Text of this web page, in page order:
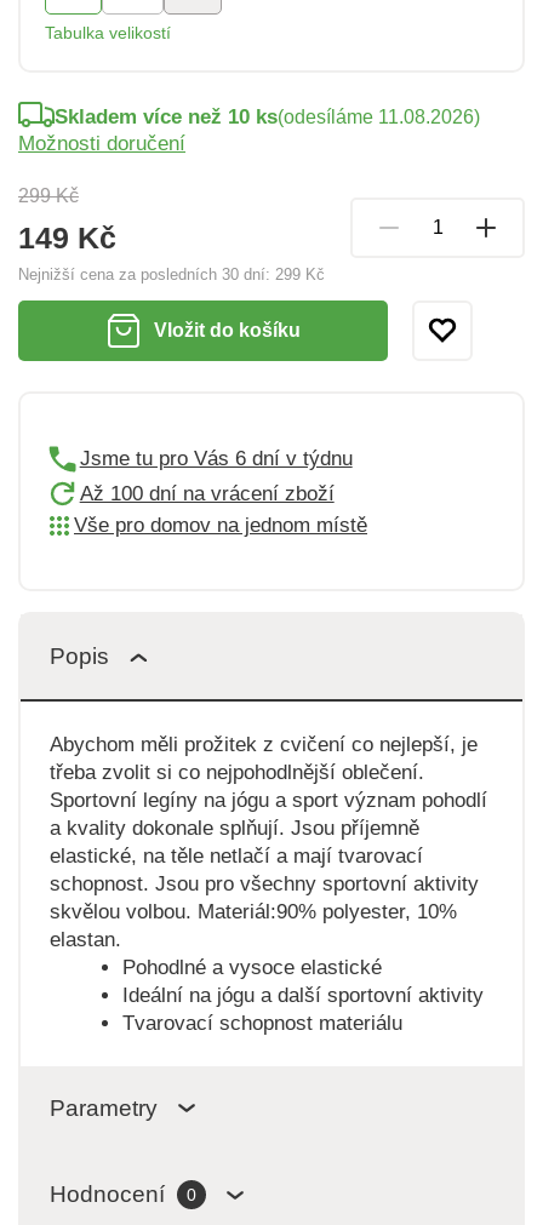
Tabulka velikostí
299 Kč
149 Kč
Nejnižší cena za posledních 30 dní: 299 Kč
Skladem více než 10 ks(odesíláme 11.08.2026)
Možnosti doručení
Vložit do košíku
Jsme tu pro Vás 6 dní v týdnu
Až 100 dní na vrácení zboží
Vše pro domov na jednom místě
Popis
Abychom měli prožitek z cvičení co nejlepší, je
třeba zvolit si co nejpohodlnější oblečení.
Sportovní legíny na jógu a sport význam pohodlí
a kvality dokonale splňují. Jsou příjemně
elastické, na těle netlačí a mají tvarovací
schopnost. Jsou pro všechny sportovní aktivity
skvělou volbou. Materiál:90% polyester, 10%
elastan.
Pohodlné a vysoce elastické
Ideální na jógu a další sportovní aktivity
Tvarovací schopnost materiálu
Parametry
Hodnocení 0